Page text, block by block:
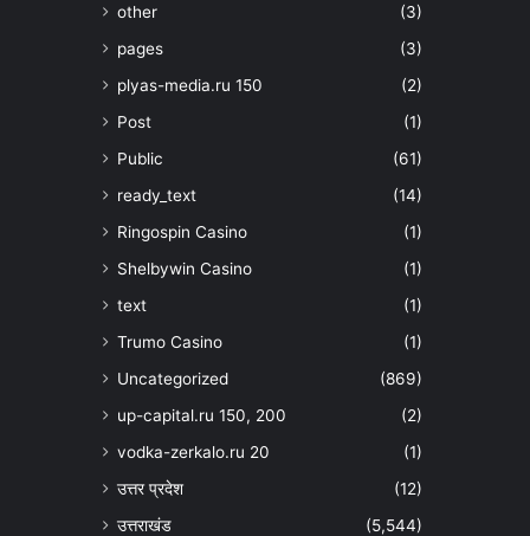
other
(3)
pages
(3)
plyas-media.ru 150
(2)
Post
(1)
Public
(61)
ready_text
(14)
Ringospin Casino
(1)
Shelbywin Casino
(1)
text
(1)
Trumo Casino
(1)
Uncategorized
(869)
up-capital.ru 150, 200
(2)
vodka-zerkalo.ru 20
(1)
उत्तर प्रदेश
(12)
उत्तराखंड
(5,544)